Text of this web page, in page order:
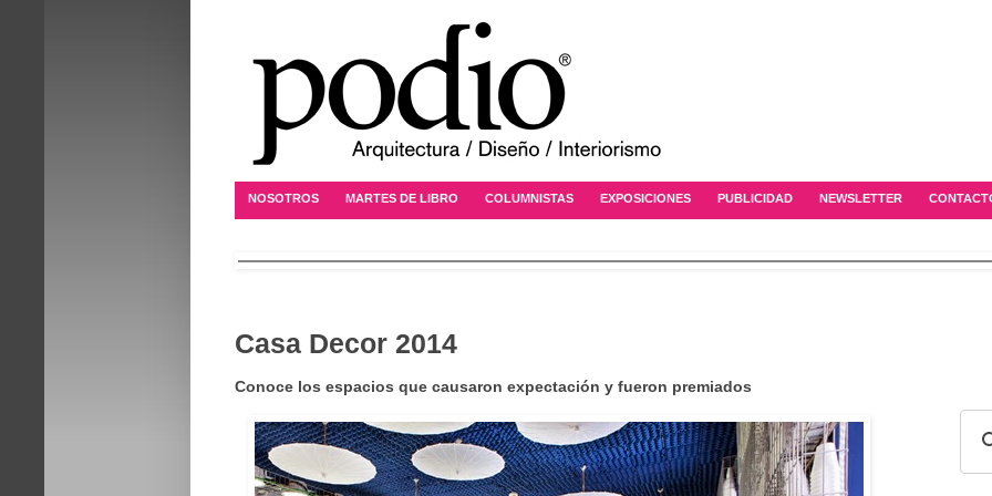
NOSOTROS MARTES DE LIBRO COLUMNISTAS EXPOSICIONES PUBLICIDAD NEWSLETTER
Casa Decor 2014
Conoce los espacios que causaron expectación y fueron premiados